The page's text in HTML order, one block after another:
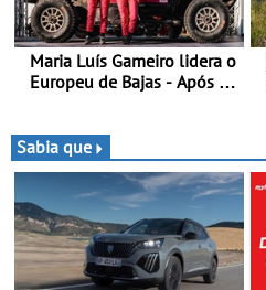
Maria Luís Gameiro lidera o
Europeu de Bajas - Após a
Sabia que